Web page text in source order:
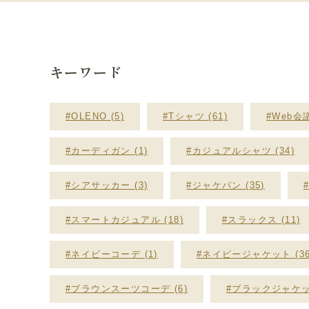
キーワード
#OLENO (5) #Tシャツ (61) #Web会
#カーディガン (1) #カジュアルシャツ (34)
#シアサッカー (3) #ジャケパン (35)
#スマートカジュアル (18) #スラックス (11)
#ネイビーコーデ (1) #ネイビージャケット
#ブラウンスーツコーデ (6) #ブラックジャケ